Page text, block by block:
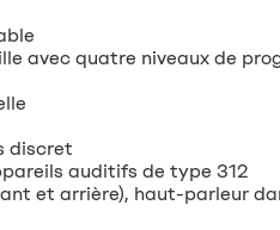
avec quatre niveaux de
discret
auditifs de type 312
et arrière), haut-parleur